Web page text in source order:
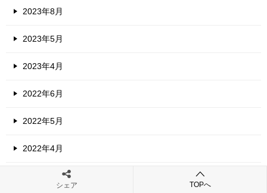
2023年8月
2023年5月
2023年4月
2022年6月
2022年5月
2022年4月
2022年3月
シェア TOPへ